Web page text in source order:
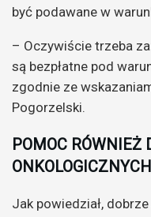
być podawane w
– Oczywiście trzeba
są bezpłatne pod
zgodnie ze
Pogorzelski.
POMOC RÓWNIEŻ
ONKOLOGICZNYCH
Jak powiedział,